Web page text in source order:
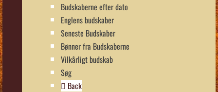
Budskaberne efter dato
Englens budskaber
Seneste Budskaber
Bønner fra Budskaberne
Vilkårligt budskab
Søg
Back